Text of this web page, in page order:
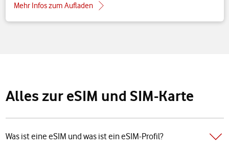
Mehr Infos zum Aufladen
Alles zur eSIM und SIM-Karte
Was ist eine eSIM und was ist ein eSIM-Profil?